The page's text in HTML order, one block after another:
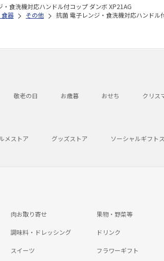
・食洗機対応ハンドル付コップ ダンボ XP21AG
食器 その他 抗菌 電子レンジ・食洗機対応ハンドル
敬老の日 お歳暮 おせち クリス
メストア グッズストア ソーシャルギフト
肉お取り寄せ 果物・野菜等
調味料・ドレッシング ドリンク
スイーツ フラワーギフト